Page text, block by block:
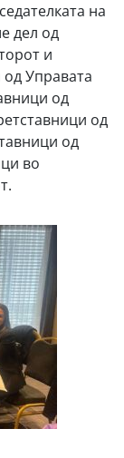
на
дел од
и
Управата
од
од
од
во